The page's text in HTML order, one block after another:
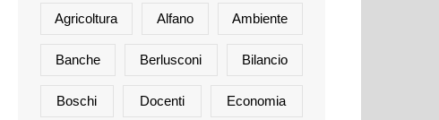
Agricoltura Alfano Ambiente
Banche Berlusconi Bilancio
Boschi Docenti Economia